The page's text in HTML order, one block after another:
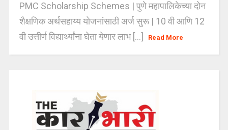
PMC Scholarship Schemes | पुणे महापालिकेच्या दोन
शैक्षणिक अर्थसहाय्य योजनांसाठी अर्ज सुरू | 10 वी आणि 12
वी उत्तीर्ण विद्यार्थ्यांना घेता येणार लाभ [...]
Read More